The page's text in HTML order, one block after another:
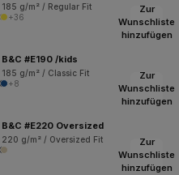
185 g/m² / Regular Fit
+36
Zur
Wunschliste
hinzufügen
B&C #E190 /kids
185 g/m² / Classic Fit
+8
Zur
Wunschliste
hinzufügen
B&C #E220 Oversized
220 g/m² / Oversized Fit
Zur
Wunschliste
hinzufügen